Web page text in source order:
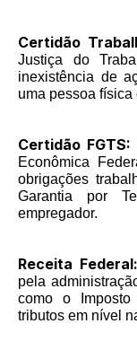
Certidão
Justiça do
inexistência de
uma pessoa física
Certidão FGTS:
Econômica
obrigações
Garantia por
empregador.
Receita Federal:
pela
como o
tributos em nível